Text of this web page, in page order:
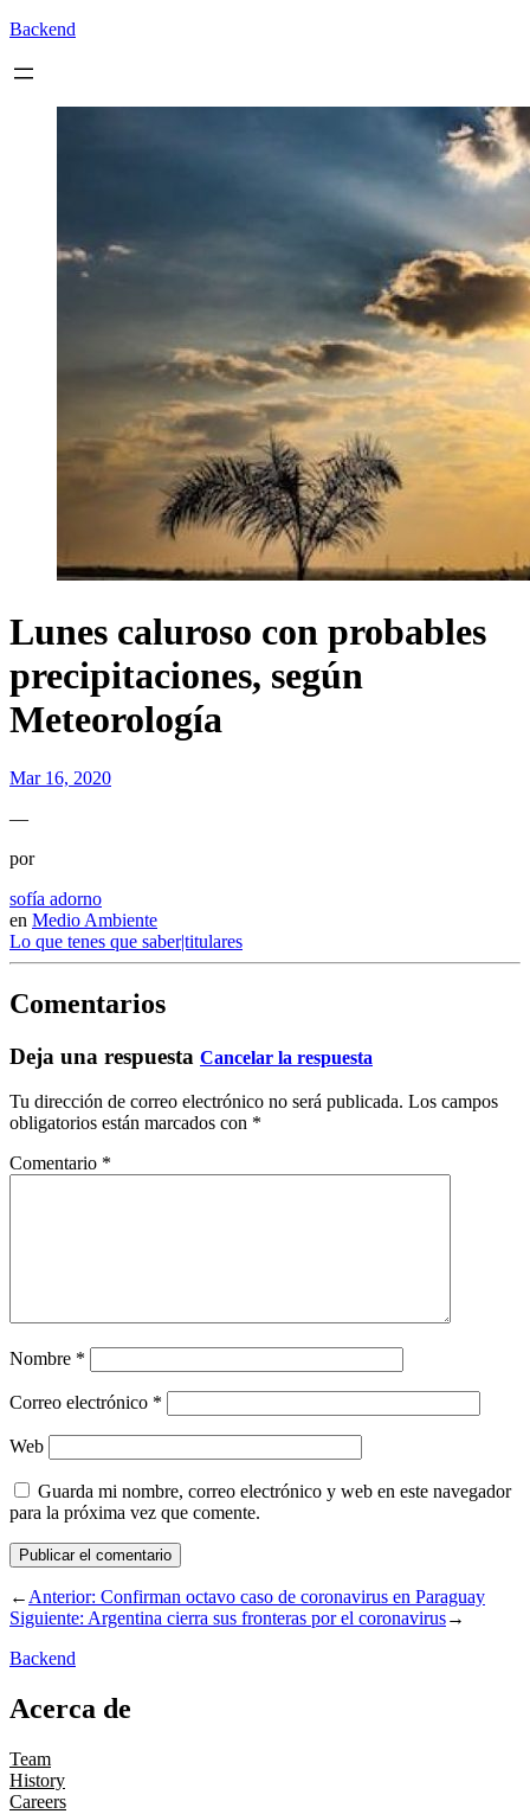
Backend
Lunes caluroso con probables
precipitaciones, según
Meteorología
Mar 16, 2020
—
por
sofía adorno
en Medio Ambiente
Lo que tenes que saber|titulares
Comentarios
Deja una respuesta Cancelar la respuesta
Tu dirección de correo electrónico no será publicada. Los campos
obligatorios están marcados con *
Comentario *
Nombre *
Correo electrónico *
Web
Guarda mi nombre, correo electrónico y web en este navegador
para la próxima vez que comente.
←Anterior: Confirman octavo caso de coronavirus en Paraguay
Siguiente: Argentina cierra sus fronteras por el coronavirus→
Backend
Acerca de
Team
History
Careers